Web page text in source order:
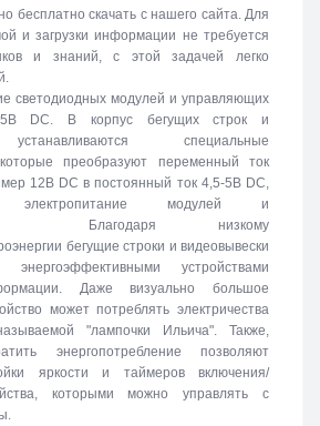
бесплатно скачать с нашего сайта. Для
и загрузки информации не требуется
и знаний, с этой задачей легко
светодиодных модулей и управляющих
5В DC. В корпус бегущих строк и
специальные
преобразуют переменный ток
12В DC в постоянный ток 4,5-5В DC,
электропитание модулей и
Благодаря низкому
бегущие строки и видеовывески
устройствами
Даже визуально большое
может потреблять электричества
"лампочки Ильича". Также,
энергопотребление позволяют
яркости и таймеров включения/
которыми можно управлять с